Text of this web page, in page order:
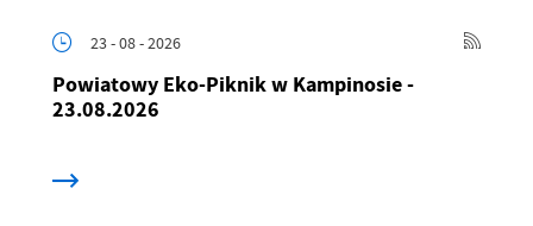
23 - 08 - 2026
Powiatowy Eko-Piknik w Kampinosie -
23.08.2026